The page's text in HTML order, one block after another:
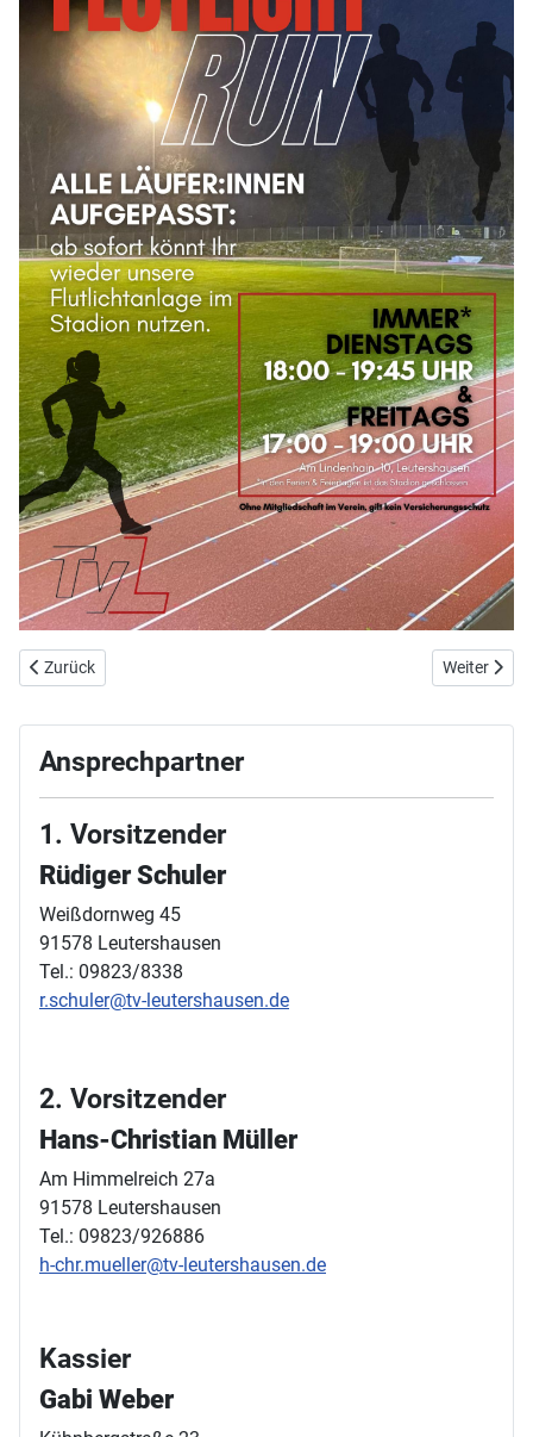
Vorheriger Beitrag: Weihnachtsturnen 2025
Zurück Nächster
Weiter
Ansprechpartner
1. Vorsitzender
Rüdiger Schuler
Weißdornweg 45
91578 Leutershausen
Tel.: 09823/8338
r.schuler@tv-leutershausen.de
2. Vorsitzender
Hans-Christian Müller
Am Himmelreich 27a
91578 Leutershausen
Tel.: 09823/926886
h-chr.mueller@tv-leutershausen.de
Kassier
Gabi Weber